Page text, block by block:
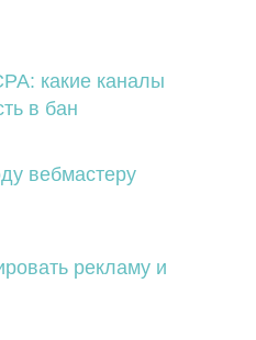
какие каналы
в бан
вебмастеру
рекламу и